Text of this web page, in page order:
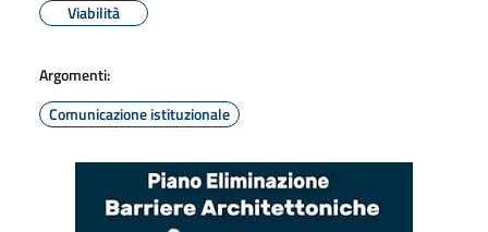
Viabilità
Argomenti:
Comunicazione istituzionale